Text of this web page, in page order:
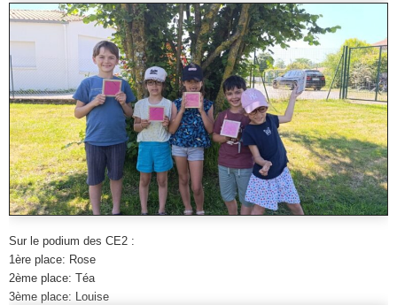
Sur le podium des CE2 :
1ère place: Rose
2ème place: Téa
3ème place: Louise